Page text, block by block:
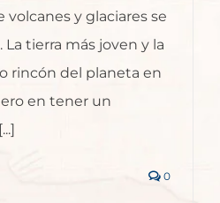
y glaciares se
tierra más joven y la
rincón del planeta en
en tener un
0